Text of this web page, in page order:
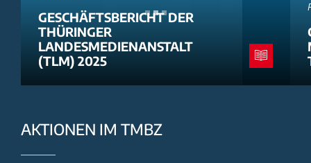
GESCHÄFTSBERICHT DER
THÜRINGER
LANDESMEDIENANSTALT
(TLM) 2025
AKTIONEN IM TMBZ